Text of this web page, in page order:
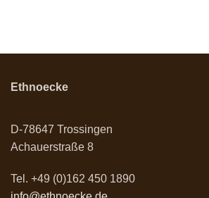
Ethnoecke
D-78647 Trossingen
Achauerstraße 8
Tel. +49 (0)162 450 1890